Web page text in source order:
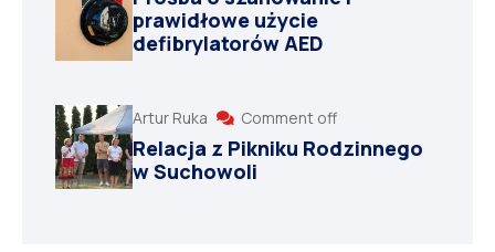
prawidłowe użycie
defibrylatorów AED
Artur Ruka Comment off
Relacja z Pikniku Rodzinnego
w Suchowoli